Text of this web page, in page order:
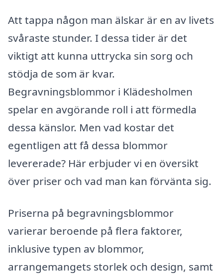
Att tappa någon man älskar är en av livets
svåraste stunder. I dessa tider är det
viktigt att kunna uttrycka sin sorg och
stödja de som är kvar.
Begravningsblommor i Klädesholmen
spelar en avgörande roll i att förmedla
dessa känslor. Men vad kostar det
egentligen att få dessa blommor
levererade? Här erbjuder vi en översikt
över priser och vad man kan förvänta sig.
Priserna på begravningsblommor
varierar beroende på flera faktorer,
inklusive typen av blommor,
arrangemangets storlek och design, samt